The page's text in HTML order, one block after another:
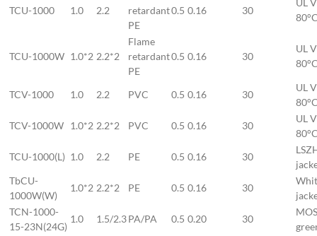
TCU-1000 1.0 2.2
retardant
PE
0.5 0.16 30
UL
TCU-1000W 1.0*2 2.2*2
Flame
retardant
PE
0.5 0.16 30
UL
TCV-1000 1.0 2.2 PVC 0.5 0.16 30
UL
TCV-1000W 1.0*2 2.2*2 PVC 0.5 0.16 30
UL
TCU-1000(L) 1.0 2.2 PE 0.5 0.16 30
TbCU-
1000W(W)
1.0*2 2.2*2 PE 0.5 0.16 30
TCN-1000-
15-23N(24G)
1.0 1.5/2.3PA/PA 0.5 0.20 30